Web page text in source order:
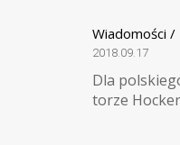
Wiadomości
2018.09.17
Dla
torze